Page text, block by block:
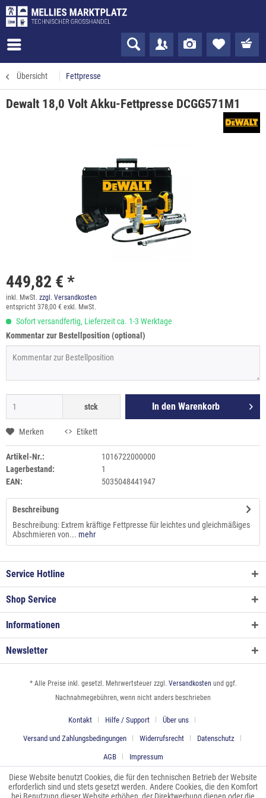
Übersicht Fettpresse
Dewalt 18,0 Volt Akku-Fettpresse DCGG571M1
449,82 € *
inkl. MwSt. zzgl. Versandkosten
entspricht 378,00 € exkl. MwSt.
Sofort versandfertig, Lieferzeit ca. 1-3 Werktage
Kommentar zur Bestellposition (optional)
stck In den Warenkorb
Merken Etikett
Artikel-Nr.:
1016722000000
Lagerbestand:
1
EAN:
5035048441947
Beschreibung
Beschreibung: Extrem kräftige Fettpresse für leichtes und gleichmäßiges
Abschmieren von... mehr
Service Hotline
Shop Service
Informationen
Newsletter
* Alle Preise inkl. gesetzl. Mehrwertsteuer zzgl. Versandkosten und ggf.
Nachnahmegebühren, wenn nicht anders beschrieben
Kontakt Hilfe / Support Über uns
Versand und Zahlungsbedingungen Widerrufsrecht Datenschutz
AGB Impressum
Diese Website benutzt Cookies, die für den technischen Betrieb der Website
erforderlich sind und stets gesetzt werden. Andere Cookies, die den Komfort